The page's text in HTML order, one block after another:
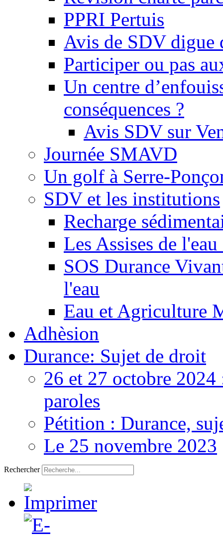
PPRI Pertuis
Avis de SDV digue
Participer ou pas
Un centre
conséquences ?
Avis SDV sur
Journée SMAVD
Un golf à Serre-
SDV et les institutions
Recharge
Les Assises de
SOS Durance
l'eau
Eau et Agriculture
Adhèsion
Durance: Sujet de droit
26 et 27 octobre 2024
paroles
Pétition : Durance,
Le 25 novembre 2023
Rechercher